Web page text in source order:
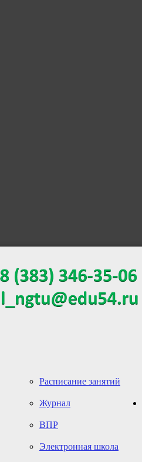
Расписание занятий
Журнал
ВПР
Электронная школа